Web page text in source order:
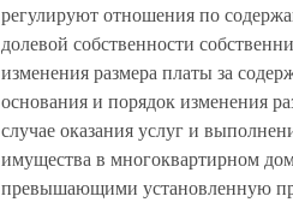
регулируют отношения по
долевой собственности
изменения размера платы за
основания и порядок изменения
случае оказания услуг и
имущества в многоквартирном
превышающими установленную